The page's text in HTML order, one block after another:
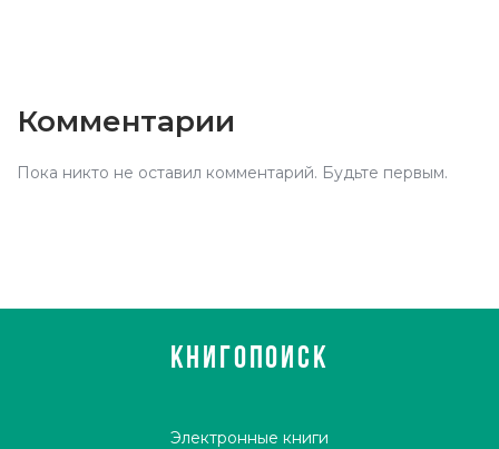
Комментарии
Пока никто не оставил комментарий. Будьте первым.
КНИГОПОИСК
Электронные книги